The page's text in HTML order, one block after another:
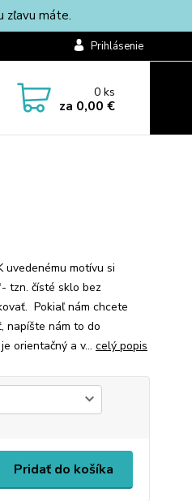
zľavu máte.
Prihlásenie
0ks
za 0,00 €
uvedenému motívu si
tzn. čísté sklo bez
Pokiaľ nám chcete
napíšte nám to do
orientačný a v... celý popis
Pridať do košíka